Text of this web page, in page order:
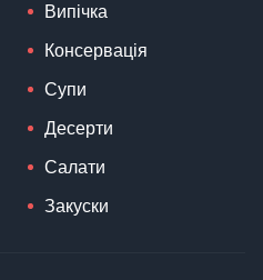
Випічка
Консервація
Супи
Десерти
Салати
Закуски